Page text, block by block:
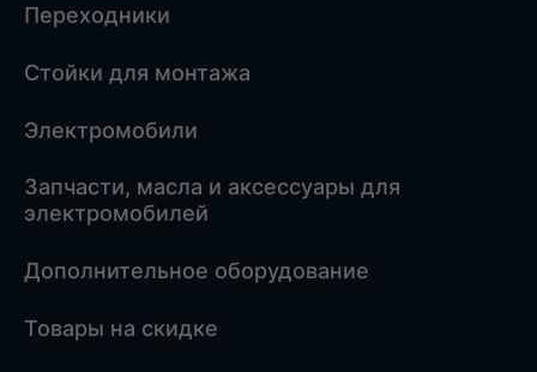
Переходники
Стойки для монтажа
Электромобили
Запчасти, масла и аксессуары для
электромобилей
Дополнительное оборудование
Товары на скидке